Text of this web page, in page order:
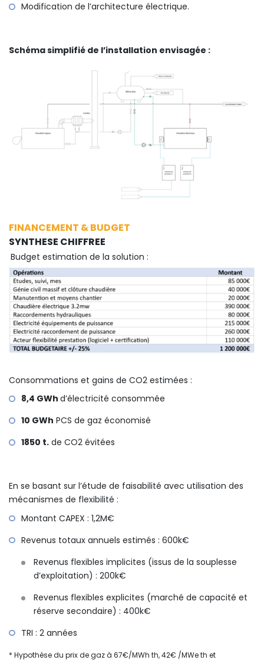
Modification de l’architecture électrique.
Schéma simplifié de l’installation envisagée :
FINANCEMENT & BUDGET
SYNTHESE CHIFFREE
Budget estimation de la solution :
Consommations et gains de CO2 estimées :
8,4 GWh d’électricité consommée
10 GWh PCS de gaz économisé
1850 t. de CO2 évitées
En se basant sur l’étude de faisabilité avec utilisation des
mécanismes de flexibilité :
Montant CAPEX : 1,2M€
Revenus totaux annuels estimés : 600k€
Revenus flexibles implicites (issus de la souplesse
d’exploitation) : 200k€
Revenus flexibles explicites (marché de capacité et
réserve secondaire) : 400k€
TRI : 2 années
* Hypothèse du prix de gaz à 67€/MWh th, 42€ /MWe th et